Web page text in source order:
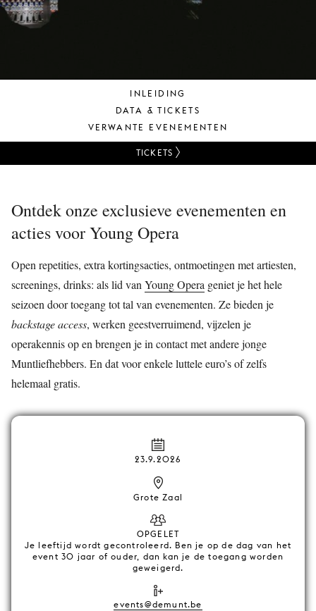
JONG
PUBLIEK
ONS
INLEIDING
DATA & TICKETS
VERWANTE EVENEMENTEN
TICKETS
Ontdek onze exclusieve evenementen en
acties voor Young Opera
Open repetities, extra kortingsacties, ontmoetingen met artiesten,
screenings, drinks: als lid van Young Opera geniet je het hele
seizoen door toegang tot tal van evenementen. Ze bieden je
backstage access, werken geestverruimend, vijzelen je
operakennis op en brengen je in contact met andere jonge
Muntliefhebbers. En dat voor enkele luttele euro’s of zelfs
helemaal gratis.
23.9.2026
Grote Zaal
OPGELET
Je leeftijd wordt gecontroleerd. Ben je op de dag van het
event 30 jaar of ouder, dan kan je de toegang worden
geweigerd.
events@demunt.be